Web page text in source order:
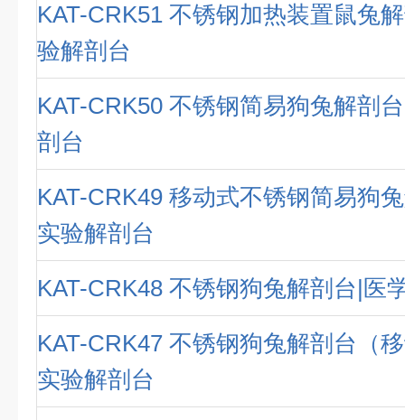
KAT-CRK51 不锈钢加热装置鼠兔
验解剖台
KAT-CRK50 不锈钢简易狗兔解剖
剖台
KAT-CRK49 移动式不锈钢简易狗
实验解剖台
KAT-CRK48 不锈钢狗兔解剖台|医
KAT-CRK47 不锈钢狗兔解剖台（
实验解剖台